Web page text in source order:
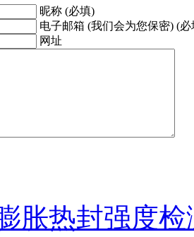
昵称 (必填)
电子邮箱 (我们会为您保密) (必
网址
胀热封强度